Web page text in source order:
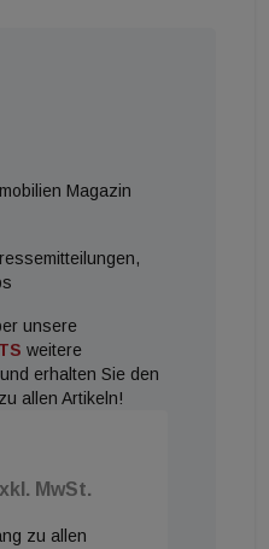
Magazin
unsere
weitere
erhalten Sie den
allen Artikeln!
MwSt.
zu allen